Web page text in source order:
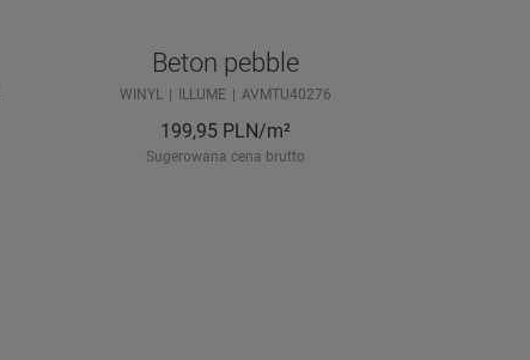
Beton pebble
WINYL ILLUME AVMTU40276
199,95 PLN/m²
Sugerowana cena brutto